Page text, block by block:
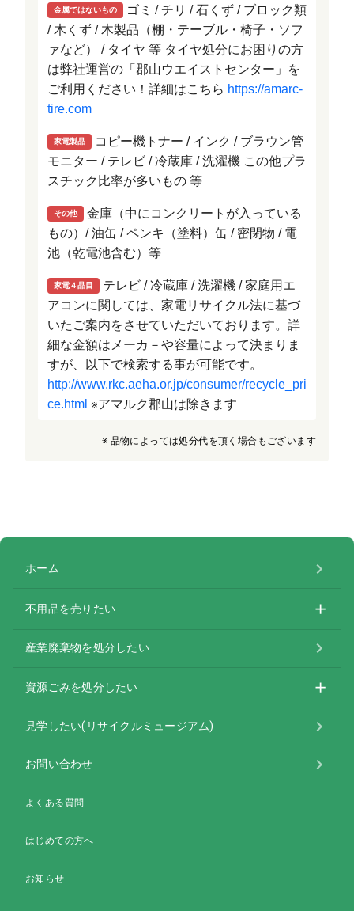
金属ではないもの
ゴミ / チリ / 石くず / ブロック類
/ 木くず / 木製品（棚・テーブル・椅子・ソフ
ァなど） / タイヤ 等 タイヤ処分にお困りの方
は弊社運営の「郡山ウエイストセンター」を
ご利用ください！詳細はこちら https://amarc-
tire.com
家電製品
コピー機トナー / インク / ブラウン管
モニター / テレビ / 冷蔵庫 / 洗濯機 この他プラ
スチック比率が多いもの 等
その他
金庫（中にコンクリートが入っている
もの）/ 油缶 / ペンキ（塗料）缶 / 密閉物 / 電
池（乾電池含む）等
家電４品目
テレビ / 冷蔵庫 / 洗濯機 / 家庭用エ
アコンに関しては、家電リサイクル法に基づ
いたご案内をさせていただいております。詳
細な金額はメーカ－や容量によって決まりま
すが、以下で検索する事が可能です。
http://www.rkc.aeha.or.jp/consumer/recycle_pri
ce.html ※アマルク郡山は除きます
※ 品物によっては処分代を頂く場合もございます
ホーム
不用品を売りたい
産業廃棄物を処分したい
資源ごみを処分したい
見学したい(リサイクルミュージアム)
お問い合わせ
よくある質問
はじめての方へ
お知らせ